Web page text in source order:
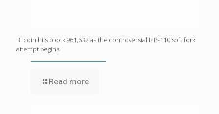
Bitcoin hits block 961,632 as the controversial BIP-110 soft fork
attempt begins
Read more